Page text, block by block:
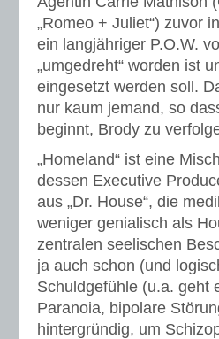
„Romeo + Juliet“) zuvor
ein langjähriger P.O.W.
„umgedreht“ worden ist
eingesetzt werden soll.
nur kaum jemand, so
beginnt, Brody zu
„Homeland“ ist eine
dessen Executive
aus „Dr. House“, die
weniger genialisch als
zentralen seelischen
ja auch schon (und
Schuldgefühle (u.a. geht
Paranoia, bipolare
hintergründig, um